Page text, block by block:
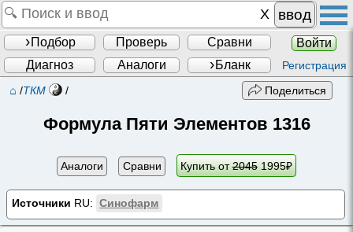
ввод
Подбор Проверь Сравни
Войти
Диагноз
Аналоги Бланк Регистрация
⌂ /ТКМ / Поделиться
Формула Пяти Элементов 1316
Аналоги Сравни Купить от2045 1995₽
Источники RU: Синофарм